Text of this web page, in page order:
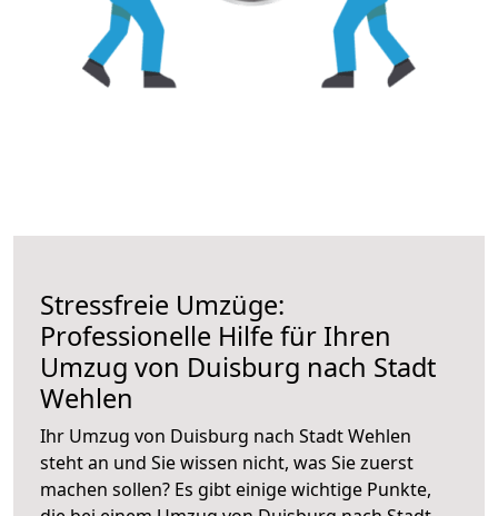
Stressfreie Umzüge:
Professionelle Hilfe für Ihren
Umzug von Duisburg nach Stadt
Wehlen
Ihr Umzug von Duisburg nach Stadt Wehlen
steht an und Sie wissen nicht, was Sie zuerst
machen sollen? Es gibt einige wichtige Punkte,